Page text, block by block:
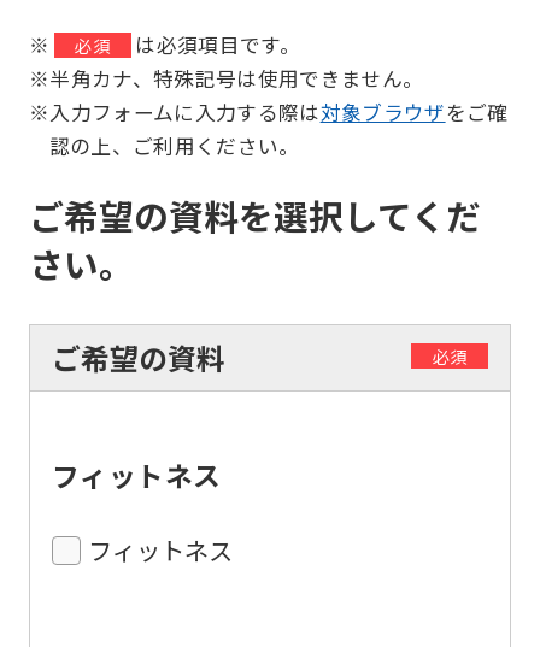
※ 必須
は必須項目です。
※半角カナ、特殊記号は使用できません。
※入力フォームに入力する際は対象ブラウザをご確
認の上、ご利用ください。
ご希望の資料を選択してくだ
さい。
ご希望の資料 必須
フィットネス
フィットネス